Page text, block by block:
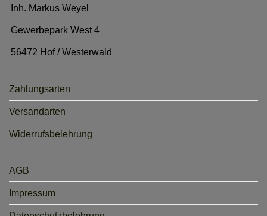
Inh. Markus Weyel
Gewerbepark West 4
56472 Hof / Westerwald
Zahlungsarten
Versandarten
Widerrufsbelehrung
AGB
Impressum